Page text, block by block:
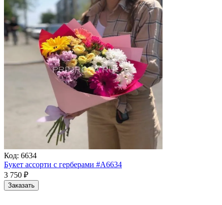
Код: 6634
Букет ассорти с герберами #A6634
3 750 ₽
Заказать